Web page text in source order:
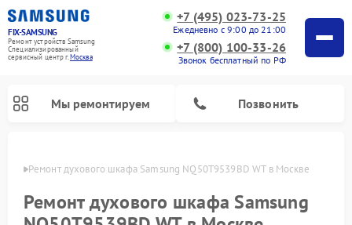
FIX-SAMSUNG
Ремонт устройств Samsung
Специализированный
cервисный центр г.Москва
+7 (495) 023-73-25
Ежедневно с 9:00 до 21:00
+7 (800) 100-33-26
Звонок бесплатный по РФ
Мы ремонтируем Позвонить
Ремонт духового шкафа Samsung NQ50T9539BD WT в Москве
Ремонт духового шкафа Samsung